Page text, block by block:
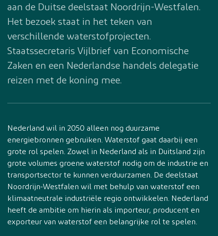
aan de Duitse deelstaat Noordrijn-Westfalen.
Het bezoek staat in het teken van
verschillende waterstofprojecten.
Staatssecretaris Vijlbrief van Economische
Zaken en een Nederlandse handels delegatie
reizen met de koning mee.
Nederland wil in 2050 alleen nog duurzame
energiebronnen gebruiken. Waterstof gaat daarbij een
grote rol spelen. Zowel in Nederland als in Duitsland zijn
grote volumes groene waterstof nodig om de industrie en
transportsector te kunnen verduurzamen. De deelstaat
Noordrijn-Westfalen wil met behulp van waterstof een
klimaatneutrale industriële regio ontwikkelen. Nederland
heeft de ambitie om hierin als importeur, producent en
exporteur van waterstof een belangrijke rol te spelen.